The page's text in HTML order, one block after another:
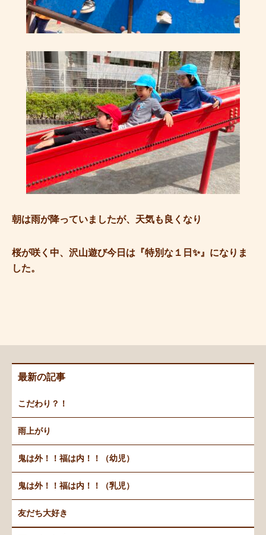
朝は雨が降っていましたが、天気も良くなり
桜が咲く中、沢山遊び今日は『特別な１日✨』になりま
した。
最新の記事
こだわり？！
雨上がり
鬼は外！！福は内！！（幼児）
鬼は外！！福は内！！（乳児）
友だち大好き